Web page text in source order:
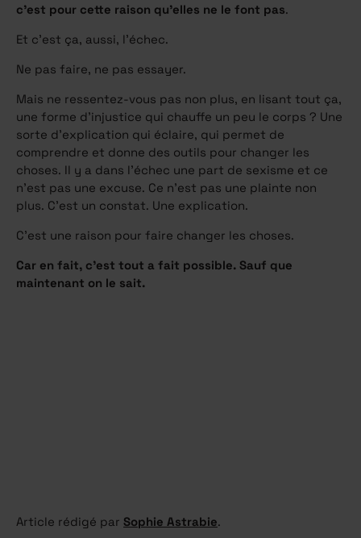
c’est pour cette raison qu’elles ne le font pas.
Et c’est ça, aussi, l’échec.
Ne pas faire, ne pas essayer.
Mais ne ressentez-vous pas non plus, en lisant tout ça,
une forme d’injustice qui chauffe un peu le corps ? Une
sorte d’explication qui éclaire, qui permet de
comprendre et donne des outils pour changer les
choses. Il y a dans l’échec une part de sexisme et ce
n’est pas une excuse. Ce n’est pas une plainte non
plus. C’est un constat. Une explication.
C’est une raison pour faire changer les choses.
Car en fait, c’est tout a fait possible. Sauf que
maintenant on le sait.
Article rédigé par Sophie Astrabie.